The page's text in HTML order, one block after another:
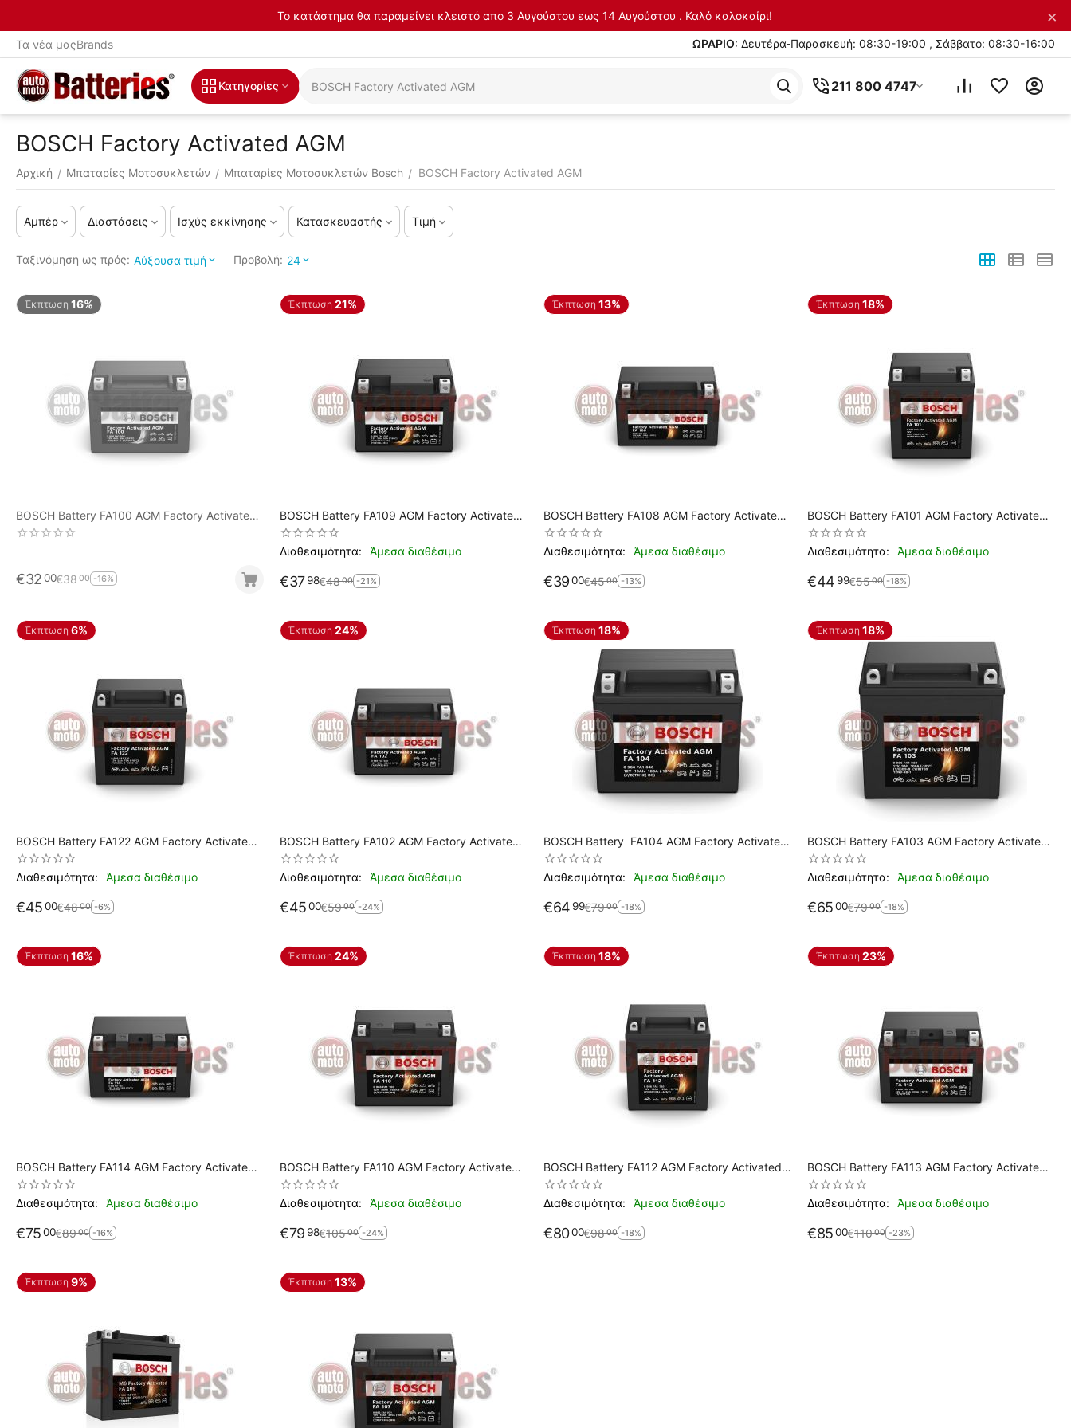
Το κατάστημα θα παραμείνει κλειστό απο 3 Αυγούστου εως 14 Αυγούστου . Καλό καλοκαίρι! ×
Τα νέα μαςBrands ΩΡΑΡΙΟ: Δευτέρα-Παρασκευή: 08:30-19:00 , Σάββατο: 08:30-16:00
Κατηγορίες 211 800 4747
BOSCH Factory Activated AGM
Αρχική / Μπαταρίες Μοτοσυκλετών / Μπαταρίες Μοτοσυκλετών Bosch / BOSCH Factory Activated AGM
Αμπέρ Διαστάσεις Ισχύς εκκίνησης Κατασκευαστής Τιμή
Ταξινόμηση ως πρός: Αύξουσα τιμή Προβολή: 24
Έκπτωση 16%
BOSCH Battery FA100 AGM Factory Activated
YB4L-B / (Y/B)B4L-B
€3200€3800 -16%
Έκπτωση 21%
BOSCH Battery FA109 AGM Factory Activated
YTX4L-BS / YB4L-BS
Διαθεσιμότητα:
Άμεσα διαθέσιμο
€3798€4800 -21%
Έκπτωση 13%
BOSCH Battery FA108 AGM Factory Activated
YTX7A-BS
Διαθεσιμότητα:
Άμεσα διαθέσιμο
€3900€4500 -13%
Έκπτωση 18%
BOSCH Battery FA101 AGM Factory Activated
YTX7L-BS
Διαθεσιμότητα:
Άμεσα διαθέσιμο
€44 99€5500 -18%
Έκπτωση 6%
BOSCH Battery FA122 AGM Factory Activated
YB5L-B
Διαθεσιμότητα:
Άμεσα διαθέσιμο
€4500€4800 -6%
Έκπτωση 24%
BOSCH Battery FA102 AGM Factory Activated
YTX9-BS
Διαθεσιμότητα:
Άμεσα διαθέσιμο
€4500€5900 -24%
Έκπτωση 18%
BOSCH Battery FA104 AGM Factory Activated
YTX12-BS / BTX12-BS / GTX12-BS
Διαθεσιμότητα:
Άμεσα διαθέσιμο
€64 99€7900 -18%
Έκπτωση 18%
BOSCH Battery FA103 AGM Factory Activated
YB9-B
Διαθεσιμότητα:
Άμεσα διαθέσιμο
€6500€7900 -18%
Έκπτωση 16%
BOSCH Battery FA114 AGM Factory Activated
YTZ10S (Y/B)TZ10S
Διαθεσιμότητα:
Άμεσα διαθέσιμο
€7500€8900 -16%
Έκπτωση 24%
BOSCH Battery FA110 AGM Factory Activated
YT12B-BS / GT12B-4
Διαθεσιμότητα:
Άμεσα διαθέσιμο
€79 98€10500 -24%
Έκπτωση 18%
BOSCH Battery FA112 AGM Factory Activated
YB12AL-A2 (Y/B)B12AL(-A/A2)
Διαθεσιμότητα:
Άμεσα διαθέσιμο
€8000€9800 -18%
Έκπτωση 23%
BOSCH Battery FA113 AGM Factory Activated
YTZ14S (Y/B)TZ14S
Διαθεσιμότητα:
Άμεσα διαθέσιμο
€8500€11000 -23%
Έκπτωση 9% Έκπτωση 13%